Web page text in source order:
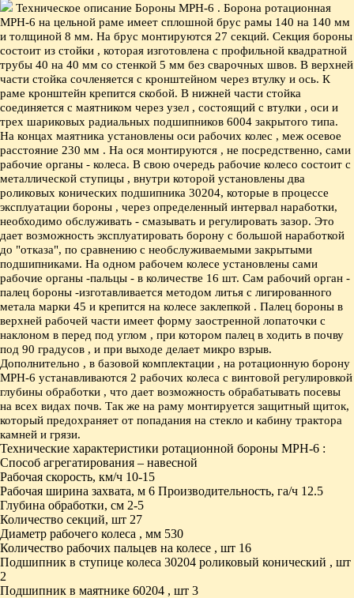
Техническое описание Бороны МРН-6 . Борона ротационная
МРН-6 на цельной раме имеет сплошной брус рамы 140 на 140 мм
и толщиной 8 мм. На брус монтируются 27 секций. Секция бороны
состоит из стойки , которая изготовлена с профильной квадратной
трубы 40 на 40 мм со стенкой 5 мм без сварочных швов. В верхней
части стойка сочленяется с кронштейном через втулку и ось. К
раме кронштейн крепится скобой. В нижней части стойка
соединяется с маятником через узел , состоящий с втулки , оси и
трех шариковых радиальных подшипников 6004 закрытого типа.
На концах маятника установлены оси рабочих колес , меж осевое
расстояние 230 мм . На ося монтируются , не посредственно, сами
рабочие органы - колеса. В свою очередь рабочие колесо состоит с
металлической ступицы , внутри которой установлены два
роликовых конических подшипника 30204, которые в процессе
эксплуатации бороны , через определенный интервал наработки,
необходимо обслуживать - смазывать и регулировать зазор. Это
дает возможность эксплуатировать борону с большой наработкой
до "отказа", по сравнению с необслуживаемыми закрытыми
подшипниками. На одном рабочем колесе установлены сами
рабочие органы -пальцы - в количестве 16 шт. Сам рабочий орган -
палец бороны -изготавливается методом литья с лигированного
метала марки 45 и крепится на колесе заклепкой . Палец бороны в
верхней рабочей части имеет форму заостренной лопаточки с
наклоном в перед под углом , при котором палец в ходить в почву
под 90 градусов , и при выходе делает микро взрыв.
Дополнительно , в базовой комплектации , на ротационную борону
МРН-6 устанавливаются 2 рабочих колеса с винтовой регулировкой
глубины обработки , что дает возможность обрабатывать посевы
на всех видах почв. Так же на раму монтируется защитный щиток,
который предохраняет от попадания на стекло и кабину трактора
камней и грязи.
Технические характеристики ротационной бороны МРН-6 :
Способ агрегатирования – навесной
Рабочая скорость, км/ч 10-15
Рабочая ширина захвата, м 6 Производительность, га/ч 12.5
Глубина обработки, см 2-5
Количество секций, шт 27
Диаметр рабочего колеса , мм 530
Количество рабочих пальцев на колесе , шт 16
Подшипник в ступице колеса 30204 роликовый конический , шт
2
Подшипник в маятнике 60204 , шт 3